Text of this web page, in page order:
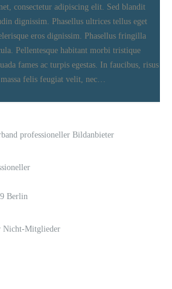
consectetur adipiscing elit. Sed blandit
dignissim. Phasellus ultrices tellus eget
eros dignissim. Phasellus fringilla
Pellentesque habitant morbi tristique
fames ac turpis egestas. In faucibus, risus
felis feugiat velit, nec…
Berlin
Nicht-Mitglieder